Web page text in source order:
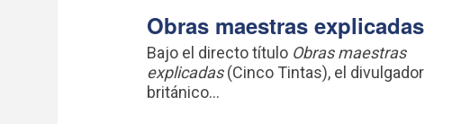
Obras maestras explicadas
Bajo el directo título Obras maestras
explicadas(Cinco Tintas), el divulgador
británico...